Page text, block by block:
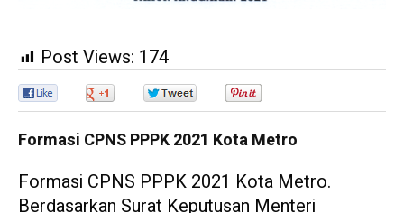
Post Views: 174
Formasi CPNS PPPK 2021 Kota Metro
Formasi CPNS PPPK 2021 Kota Metro.
Berdasarkan Surat Keputusan Menteri